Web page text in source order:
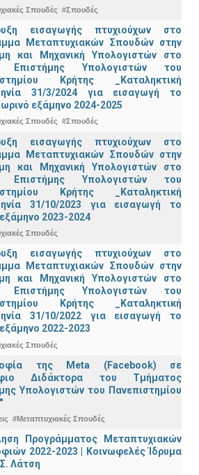
Σπουδές #Σπουδές
εισαγωγής πτυχιούχων στo
Μεταπτυχιακών Σπουδών στην
και Μηχανική Υπολογιστών στο
Eπιστήμης Υπολογιστών του
Κρήτης _Καταληκτική
31/3/2024 για εισαγωγή το
εξάμηνο 2024-2025
Σπουδές #Σπουδές
εισαγωγής πτυχιούχων στo
Μεταπτυχιακών Σπουδών στην
και Μηχανική Υπολογιστών στο
Eπιστήμης Υπολογιστών του
Κρήτης _Καταληκτική
31/10/2023 για εισαγωγή το
2023-2024
Σπουδές
εισαγωγής πτυχιούχων στo
Μεταπτυχιακών Σπουδών στην
και Μηχανική Υπολογιστών στο
Eπιστήμης Υπολογιστών του
Κρήτης _Καταληκτική
31/10/2022 για εισαγωγή το
2022-2023
Σπουδές
της Meta (Facebook) σε
Διδάκτορα του Τμήματος
Υπολογιστών του Πανεπιστημίου
#Μεταπτυχιακές Σπουδές
Προγράμματος Μεταπτυχιακών
2022-2023 | Κοινωφελές Ίδρυμα
Σ. Λάτση